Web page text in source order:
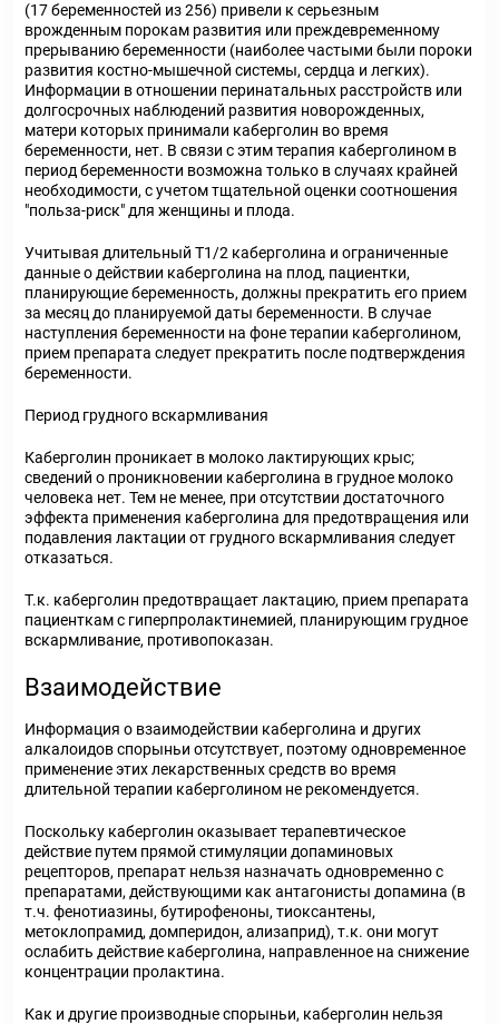
(17 беременностей из 256) привели к серьезным
врожденным порокам развития или преждевременному
прерыванию беременности (наиболее частыми были пороки
развития костно-мышечной системы, сердца и легких).
Информации в отношении перинатальных расстройств или
долгосрочных наблюдений развития новорожденных,
матери которых принимали каберголин во время
беременности, нет. В связи с этим терапия каберголином в
период беременности возможна только в случаях крайней
необходимости, с учетом тщательной оценки соотношения
"польза-риск" для женщины и плода.
Учитывая длительный Т1/2 каберголина и ограниченные
данные о действии каберголина на плод, пациентки,
планирующие беременность, должны прекратить его прием
за месяц до планируемой даты беременности. В случае
наступления беременности на фоне терапии каберголином,
прием препарата следует прекратить после подтверждения
беременности.
Период грудного вскармливания
Каберголин проникает в молоко лактирующих крыс;
сведений о проникновении каберголина в грудное молоко
человека нет. Тем не менее, при отсутствии достаточного
эффекта применения каберголина для предотвращения или
подавления лактации от грудного вскармливания следует
отказаться.
Т.к. каберголин предотвращает лактацию, прием препарата
пациенткам с гиперпролактинемией, планирующим грудное
вскармливание, противопоказан.
Взаимодействие
Информация о взаимодействии каберголина и других
алкалоидов спорыньи отсутствует, поэтому одновременное
применение этих лекарственных средств во время
длительной терапии каберголином не рекомендуется.
Поскольку каберголин оказывает терапевтическое
действие путем прямой стимуляции допаминовых
рецепторов, препарат нельзя назначать одновременно с
препаратами, действующими как антагонисты допамина (в
т.ч. фенотиазины, бутирофеноны, тиоксантены,
метоклопрамид, домперидон, ализаприд), т.к. они могут
ослабить действие каберголина, направленное на снижение
концентрации пролактина.
Как и другие производные спорыньи, каберголин нельзя